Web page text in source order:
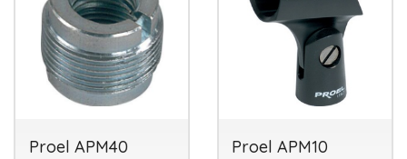
Proel APM40
Proel APM10